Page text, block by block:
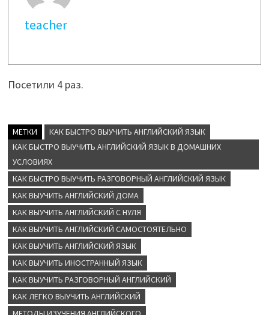
teacher
Посетили 4 раз.
МЕТКИ
КАК БЫСТРО ВЫУЧИТЬ АНГЛИЙСКИЙ ЯЗЫК
КАК БЫСТРО ВЫУЧИТЬ АНГЛИЙСКИЙ ЯЗЫК В ДОМАШНИХ
УСЛОВИЯХ
КАК БЫСТРО ВЫУЧИТЬ РАЗГОВОРНЫЙ АНГЛИЙСКИЙ ЯЗЫК
КАК ВЫУЧИТЬ АНГЛИЙСКИЙ ДОМА
КАК ВЫУЧИТЬ АНГЛИЙСКИЙ С НУЛЯ
КАК ВЫУЧИТЬ АНГЛИЙСКИЙ САМОСТОЯТЕЛЬНО
КАК ВЫУЧИТЬ АНГЛИЙСКИЙ ЯЗЫК
КАК ВЫУЧИТЬ ИНОСТРАННЫЙ ЯЗЫК
КАК ВЫУЧИТЬ РАЗГОВОРНЫЙ АНГЛИЙСКИЙ
КАК ЛЕГКО ВЫУЧИТЬ АНГЛИЙСКИЙ